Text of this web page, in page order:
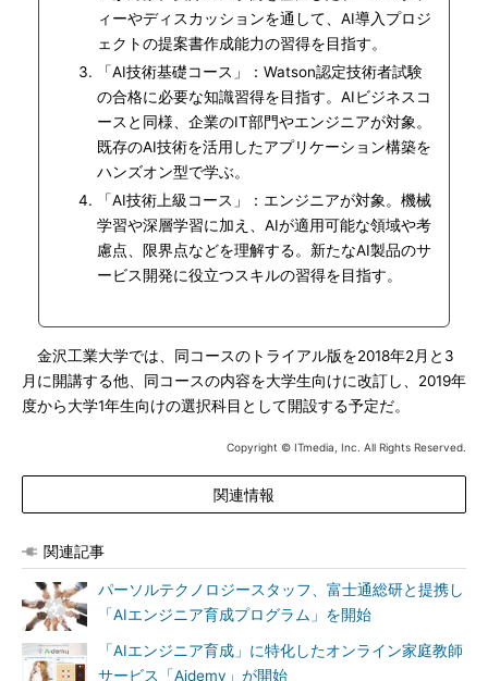
ィーやディスカッションを通して、AI導入プロジ
ェクトの提案書作成能力の習得を目指す。
「AI技術基礎コース」：Watson認定技術者試験
の合格に必要な知識習得を目指す。AIビジネスコ
ースと同様、企業のIT部門やエンジニアが対象。
既存のAI技術を活用したアプリケーション構築を
ハンズオン型で学ぶ。
「AI技術上級コース」：エンジニアが対象。機械
学習や深層学習に加え、AIが適用可能な領域や考
慮点、限界点などを理解する。新たなAI製品のサ
ービス開発に役立つスキルの習得を目指す。
金沢工業大学では、同コースのトライアル版を2018年2月と3
月に開講する他、同コースの内容を大学生向けに改訂し、2019年
度から大学1年生向けの選択科目として開設する予定だ。
Copyright © ITmedia, Inc. All Rights Reserved.
関連情報
関連記事
パーソルテクノロジースタッフ、富士通総研と提携し
「AIエンジニア育成プログラム」を開始
「AIエンジニア育成」に特化したオンライン家庭教師
サービス「Aidemy」が開始